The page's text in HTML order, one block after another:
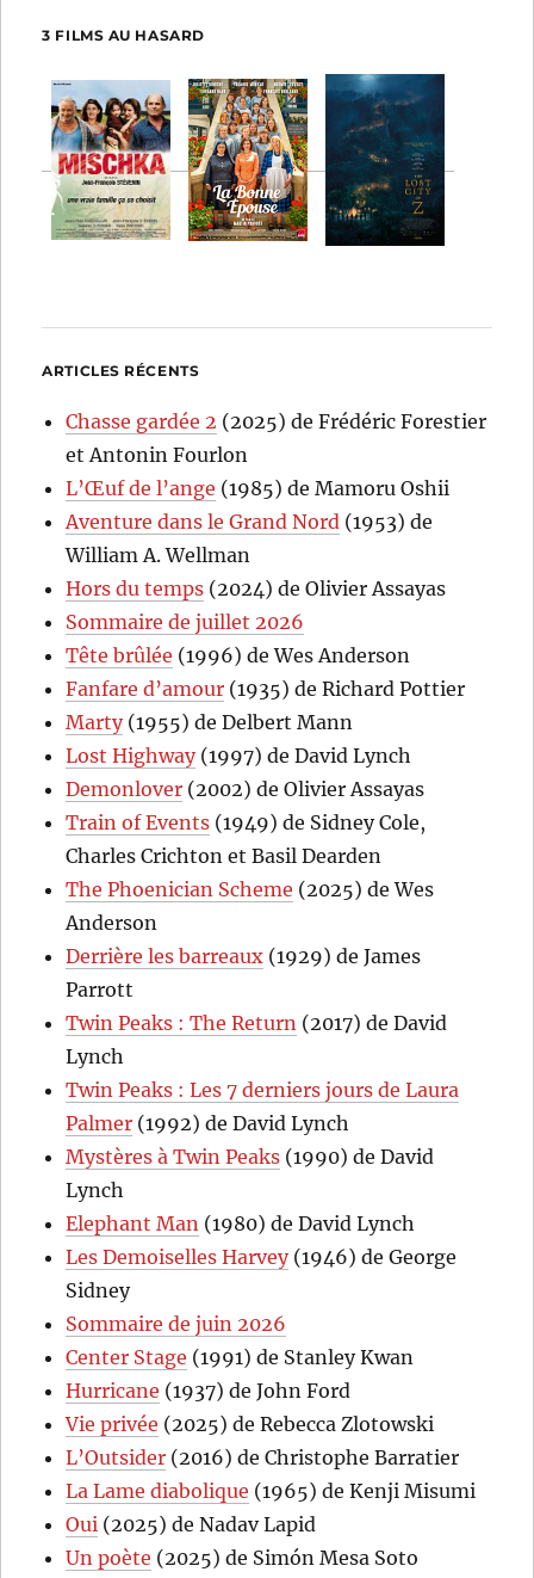
3 FILMS AU HASARD
ARTICLES RÉCENTS
Chasse gardée 2 (2025) de Frédéric Forestier
et Antonin Fourlon
L’Œuf de l’ange (1985) de Mamoru Oshii
Aventure dans le Grand Nord (1953) de
William A. Wellman
Hors du temps (2024) de Olivier Assayas
Sommaire de juillet 2026
Tête brûlée (1996) de Wes Anderson
Fanfare d’amour (1935) de Richard Pottier
Marty(1955) de Delbert Mann
Lost Highway(1997) de David Lynch
Demonlover (2002) de Olivier Assayas
Train of Events (1949) de Sidney Cole,
Charles Crichton et Basil Dearden
The Phoenician Scheme (2025) de Wes
Anderson
Derrière les barreaux (1929) de James
Parrott
Twin Peaks : The Return (2017) de David
Lynch
Twin Peaks : Les 7 derniers jours de Laura
Palmer (1992) de David Lynch
Mystères à Twin Peaks (1990) de David
Lynch
Elephant Man (1980) de David Lynch
Les Demoiselles Harvey(1946) de George
Sidney
Sommaire de juin 2026
Center Stage (1991) de Stanley Kwan
Hurricane (1937) de John Ford
Vie privée (2025) de Rebecca Zlotowski
L’Outsider (2016) de Christophe Barratier
La Lame diabolique (1965) de Kenji Misumi
Oui (2025) de Nadav Lapid
Un poète (2025) de Simón Mesa Soto